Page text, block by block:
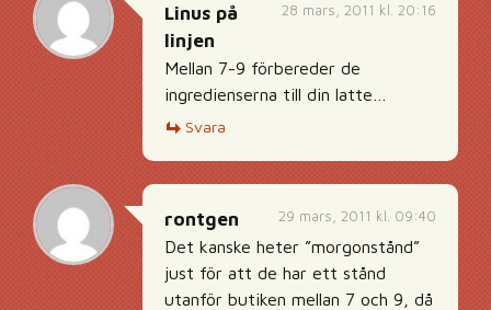
28 mars, 2011 kl. 20:16
Linus på
linjen
Mellan 7-9 förbereder de
ingredienserna till din latte…
Svara
29 mars, 2011 kl. 09:40
rontgen
Det kanske heter ”morgonstånd”
just för att de har ett stånd
utanför butiken mellan 7 och 9, då